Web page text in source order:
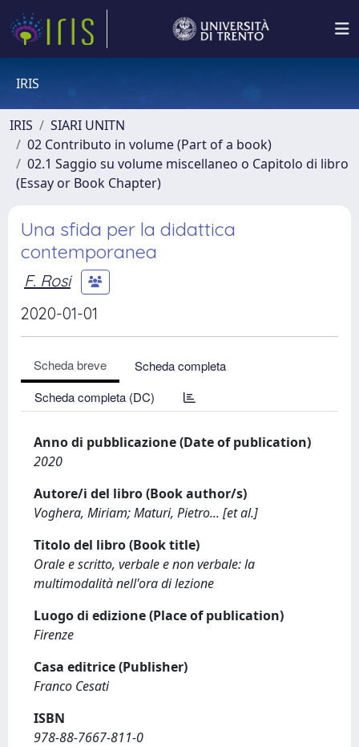
IRIS
IRIS
SIARI UNITN
02 Contributo in volume (Part of a book)
02.1 Saggio su volume miscellaneo o Capitolo di libro
(Essay or Book Chapter)
Una sfida per la didattica
contemporanea
F. Rosi
2020-01-01
Scheda breve
Scheda completa
Scheda completa (DC)
Anno di pubblicazione (Date of publication)
2020
Autore/i del libro (Book author/s)
Voghera, Miriam; Maturi, Pietro... [et al.]
Titolo del libro (Book title)
Orale e scritto, verbale e non verbale: la
multimodalità nell'ora di lezione
Luogo di edizione (Place of publication)
Firenze
Casa editrice (Publisher)
Franco Cesati
ISBN
978-88-7667-811-0